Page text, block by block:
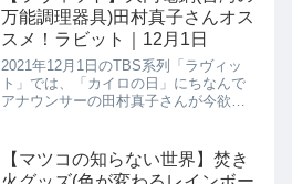
万能調理器具)田村真子さんオス
スメ！ラビット｜12月1日
2021年12月1日のTBS系列「ラヴィッ
ト」では、「カイロの日」にちなんで
アナウンサーの田村真子さんが今欲し
ます。>>ラヴィット記事一覧はこちら
田村真子さんおすすめ！大同...
【マツコの知らない世界】焚き